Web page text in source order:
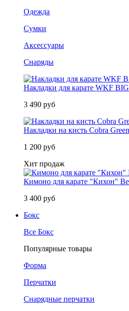
Одежда
Сумки
Аксессуары
Снаряды
Накладки для карате WKF
3 490 руб
Накладки на кисть Cobra
1 200 руб
Хит продаж
Кимоно для карате "Кихон"
3 400 руб
Бокс
Все Бокс
Популярные товары
Форма
Перчатки
Снарядные перчатки